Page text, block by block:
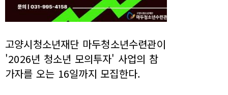
고양시청소년재단 마두청소년수련관이
'2026년 청소년 모의투자' 사업의 참
가자를 오는 16일까지 모집한다.